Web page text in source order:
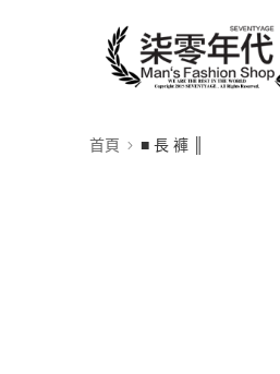
首頁 ■ 長 褲 ║